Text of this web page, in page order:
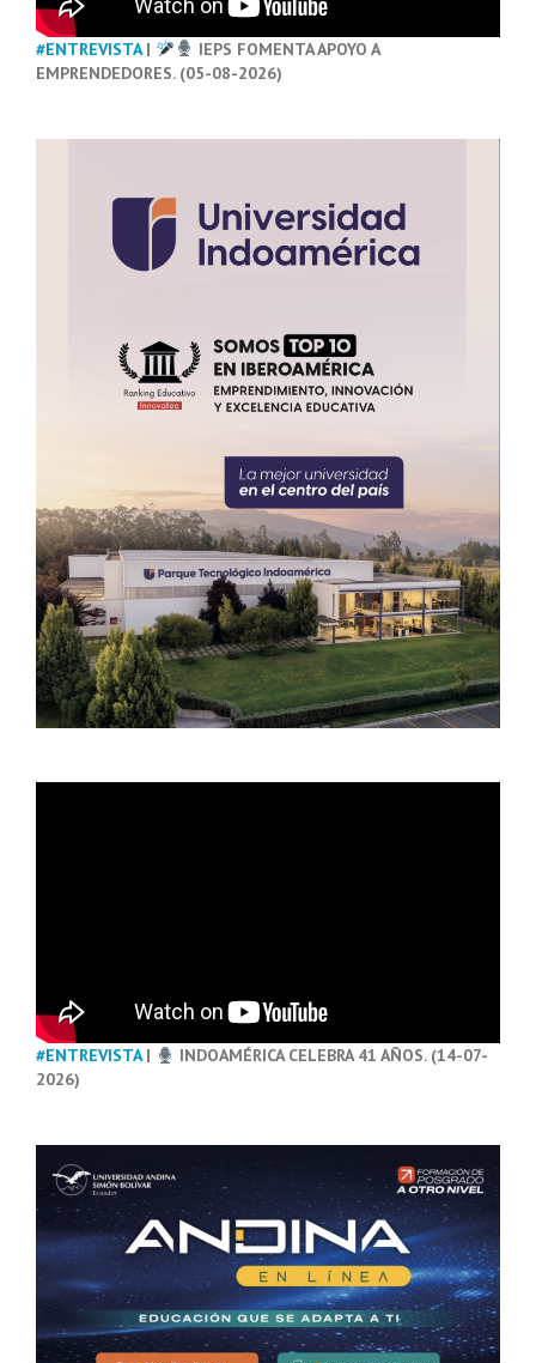
#ENTREVISTA|
IEPS FOMENTA APOYO A
EMPRENDEDORES. (05-08-2026)
#ENTREVISTA|
INDOAMÉRICA CELEBRA 41 AÑOS. (14-07-
2026)